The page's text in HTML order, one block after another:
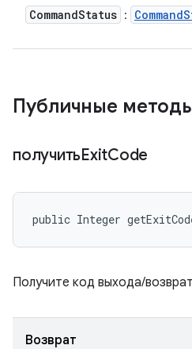
CommandStatus : Command
Публичные
получитьExitCode
public Integer
Получите код выхода/
Возврат